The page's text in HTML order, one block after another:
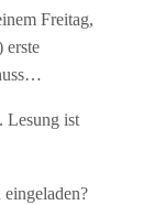
Freitag,
erste
Lesung ist